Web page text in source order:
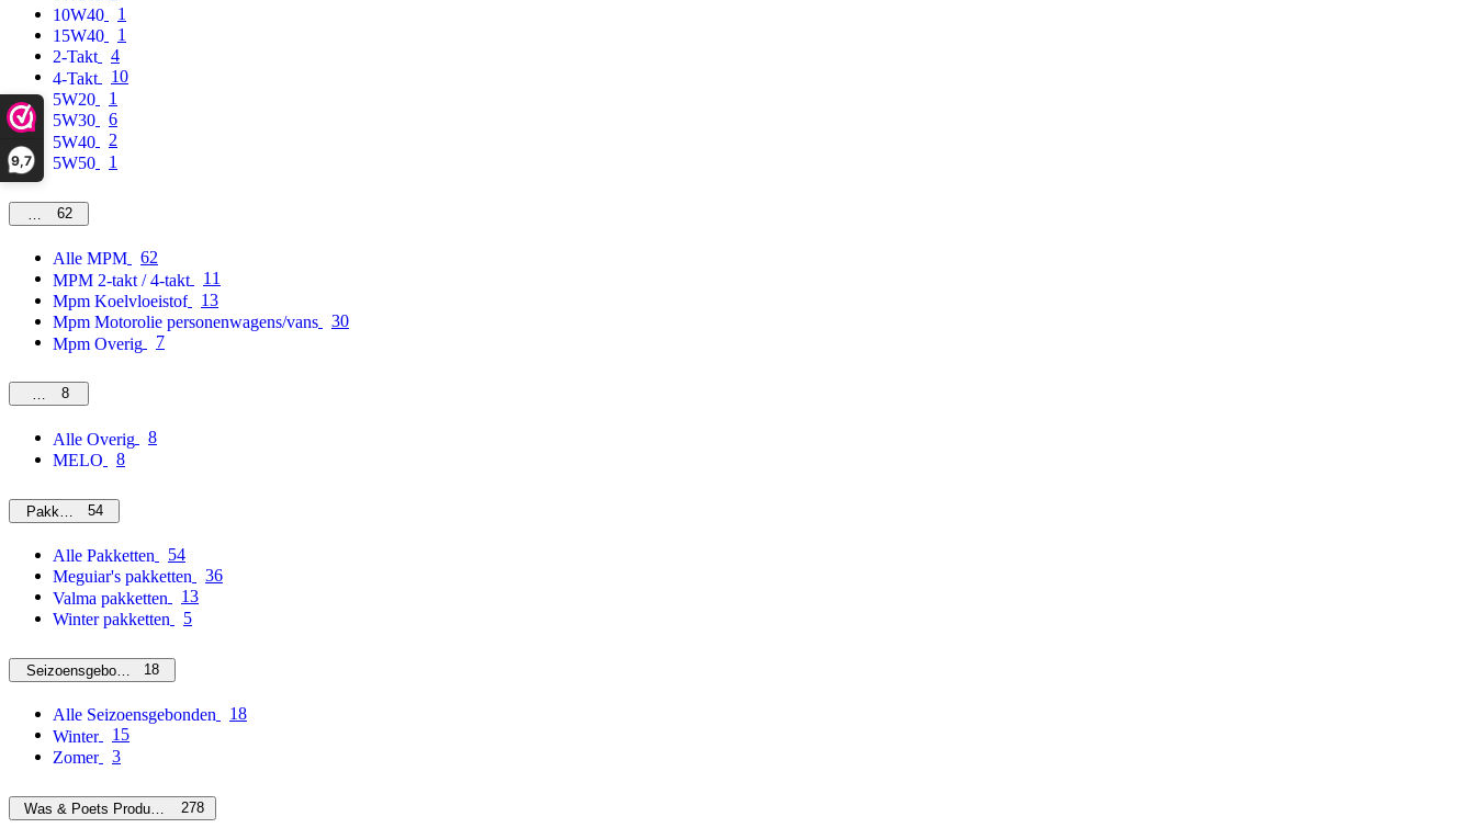
9,7
10W40
1
15W40
1
2-Takt
4
4-Takt
10
5W20
1
5W30
6
5W40
2
5W50
1
MPM62
Alle MPM
62
MPM 2-takt / 4-takt
11
Mpm Koelvloeistof
13
Mpm Motorolie personenwagens/vans
30
Mpm Overig
7
Overig
8
Alle Overig
8
MELO
8
Pakketten54
Alle Pakketten
54
Meguiar's pakketten
36
Valma pakketten
13
Winter pakketten
5
Seizoensgebonden18
Alle Seizoensgebonden
18
Winter
15
Zomer
3
Was & Poets Producten 278